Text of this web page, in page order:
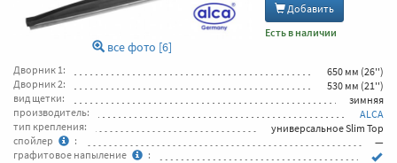
все фото [6]
Добавить
Есть в наличии
Дворник 1:
650 мм (26'')
Дворник 2:
530 мм (21'')
вид щетки:
зимняя
производитель:
ALCA
тип крепления:
универсальное Slim Top
спойлер
:
—
графитовое напыление
: